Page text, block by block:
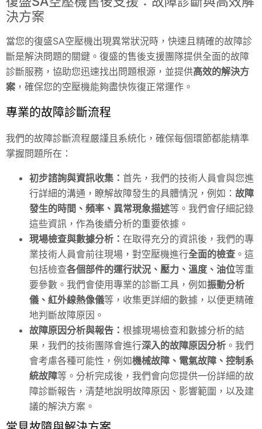
決方案
當您的復盛SA空壓機出現異常狀況時，快速且精確的故障診
斷是解決問題的關鍵。復盛的售後支援團隊提供全面的故障
診斷服務，協助您迅速找出問題根源，並提供高效的解決方
案 ，確保您的空壓機能夠盡快恢復正常運作。
專業的故障診斷流程
我們的故障診斷流程嚴謹且系統化，確保每個環節都能精準
掌握問題所在：
初步諮詢與資訊收集： 首先，我們的技術人員會與您進
行詳細的溝通，瞭解故障發生的具體情況，例如： 故障
發生的時間、頻率、異常現象描述等。我們會仔細記錄
這些資訊，作為後續分析的重要依據。
現場檢查與數據分析： 在取得充分的資訊後，我們的專
業技術人員會前往現場，對空壓機進行全面的檢查 。這
包括檢查各個部件的運行狀況、壓力、溫度、油位等重
要參數。我們會使用專業的診斷工具，例如振動分析
儀、紅外線熱像儀等，收集更詳細的數據，以便更精確
地判斷故障原因。
故障原因分析與報告： 根據現場檢查和數據分析的結
果，我們的技術團隊會進行深入的故障原因分析 。我們
會考慮各種可能性，例如機械故障、電氣故障、控制系
統故障等。分析完成後，我們會向您提供一份詳細的故
障診斷報告，清楚地說明故障原因、影響範圍，以及建
議的解決方案。